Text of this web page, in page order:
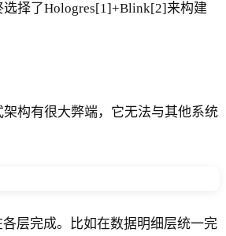
择了Hologres[1]+Blink[2]来构建
构有很大弊端，它无法与其他系统
层完成。比如在数据明细层统一完